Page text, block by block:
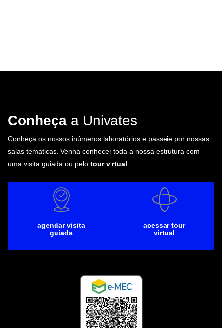
Conheça a Univates
Conheça os nossos inúmeros laboratórios e passeie por nossas
salas temáticas. Venha conhecer toda a nossa estrutura com
uma visita guiada ou pelo tour virtual
agendar visita
guiada
acessar tour
virtual